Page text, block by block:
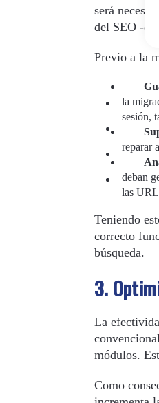
será
del SEO -en
Previo a la
la
sesión,
reparar
deban
las
Teniendo
correcto
búsqueda.
3.
La
módulos.
Como